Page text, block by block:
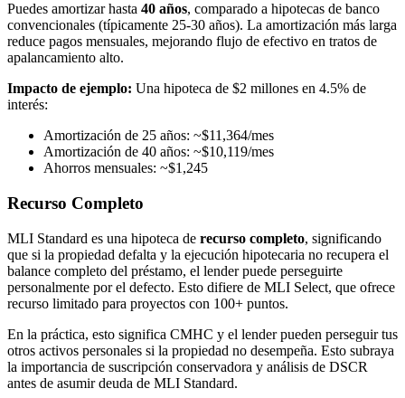
Puedes amortizar hasta 40 años, comparado a hipotecas de banco
convencionales (típicamente 25-30 años). La amortización más larga
reduce pagos mensuales, mejorando flujo de efectivo en tratos de
apalancamiento alto.
Impacto de ejemplo: Una hipoteca de $2 millones en 4.5% de
interés:
Amortización de 25 años: ~$11,364/mes
Amortización de 40 años: ~$10,119/mes
Ahorros mensuales: ~$1,245
Recurso Completo
MLI Standard es una hipoteca de recurso completo, significando
que si la propiedad defalta y la ejecución hipotecaria no recupera el
balance completo del préstamo, el lender puede perseguirte
personalmente por el defecto. Esto difiere de MLI Select, que ofrece
recurso limitado para proyectos con 100+ puntos.
En la práctica, esto significa CMHC y el lender pueden perseguir tus
otros activos personales si la propiedad no desempeña. Esto subraya
la importancia de suscripción conservadora y análisis de DSCR
antes de asumir deuda de MLI Standard.